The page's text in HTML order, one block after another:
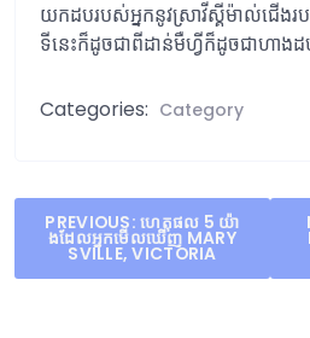
យកដបរបស់អ្នកនូវស្រាវីស្គីម៉ាល់ជើ
ទីនេះក៏ដូចជាពីដាន់មឺហ្វីក៏ដូចជាហាងដ
Categories: Category
Post
navigation
PREVIOUS: ហេតុផល 5 យ៉ា
ងដែលអ្នកមើលឃើញ MARY
SVILLE, VICTORIA